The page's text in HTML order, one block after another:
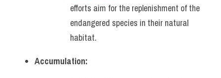
efforts aim for the replenishment of the
endangered species in their natural
habitat.
Accumulation: